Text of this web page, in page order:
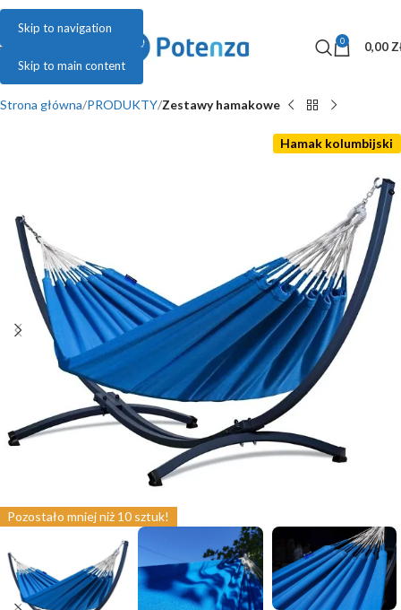
Skip to navigation
Skip to main content
0 0,00
Strona główna PRODUKTY Zestawy hamakowe
Pozostało mniej niż 10 sztuk!
Hamak kolumbijski